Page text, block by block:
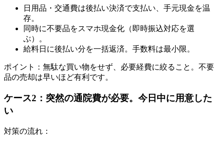
日用品・交通費は後払い決済で支払い、手元現金を温
存。
同時に不要品をスマホ現金化（即時振込対応を選
ぶ）。
給料日に後払い分を一括返済。手数料は最小限。
ポイント：無駄な買い物をせず、必要経費に絞ること。不要
品の売却は早いほど有利です。
ケース2：突然の通院費が必要。今日中に用意した
い
対策の流れ：